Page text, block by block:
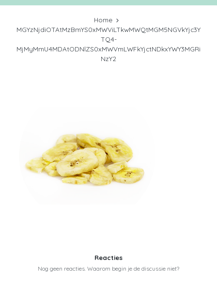
Home
MGYzNjdiOTAtMzBmYS0xMWViLTkwMWQtMGM5NGVkYjc3Y
TQ4-
MjMyMmU4MDAtODNlZS0xMWVmLWFkYjctNDkxYWY3MGRi
NzY2
Reacties
Nog geen reacties. Waarom begin je de discussie niet?